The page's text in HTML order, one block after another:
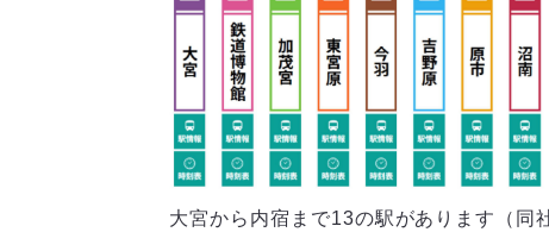
大宮から内宿まで13の駅があります（同